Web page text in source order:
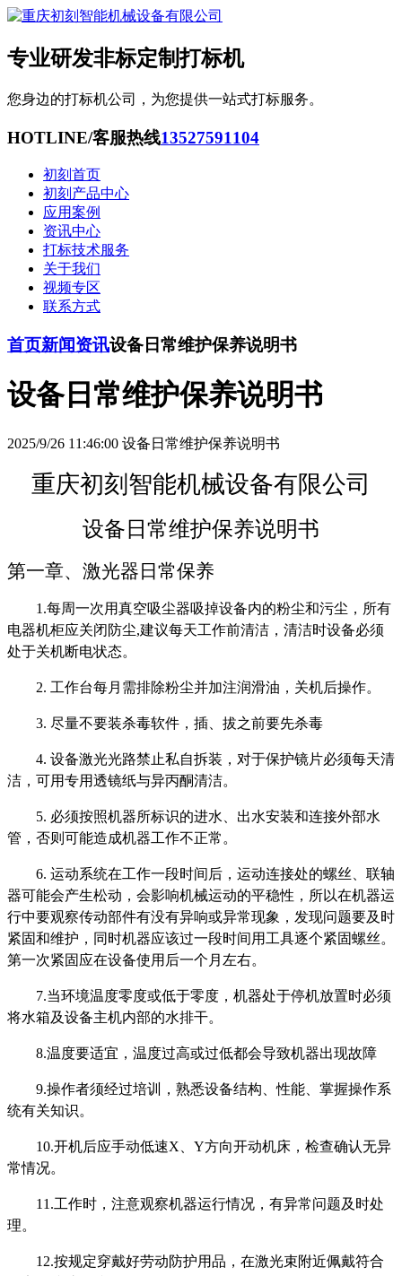
专业研发非标定制打标机
您身边的打标机公司，为您提供一站式打标服务。
HOTLINE/客服热线13527591104
初刻首页
初刻产品中心
应用案例
资讯中心
打标技术服务
关于我们
视频专区
联系方式
首页新闻资讯设备日常维护保养说明书
设备日常维护保养说明书
2025/9/26 11:46:00 设备日常维护保养说明书
重庆初刻智能机械设备有限公司
设备日常维护保养说明书
第一章、激光器日常保养
1.每周一次用真空吸尘器吸掉设备内的粉尘和污尘，所有
电器机柜应关闭防尘,建议每天工作前清洁，清洁时设备必须
处于关机断电状态。
2. 工作台每月需排除粉尘并加注润滑油，关机后操作。
3. 尽量不要装杀毒软件，插、拔之前要先杀毒
4. 设备激光光路禁止私自拆装，对于保护镜片必须每天清
洁，可用专用透镜纸与异丙酮清洁。
5. 必须按照机器所标识的进水、出水安装和连接外部水
管，否则可能造成机器工作不正常。
6. 运动系统在工作一段时间后，运动连接处的螺丝、联轴
器可能会产生松动，会影响机械运动的平稳性，所以在机器运
行中要观察传动部件有没有异响或异常现象，发现问题要及时
紧固和维护，同时机器应该过一段时间用工具逐个紧固螺丝。
第一次紧固应在设备使用后一个月左右。
7.当环境温度零度或低于零度，机器处于停机放置时必须
将水箱及设备主机内部的水排干。
8.温度要适宜，温度过高或过低都会导致机器出现故障
9.操作者须经过培训，熟悉设备结构、性能、掌握操作系
统有关知识。
10.开机后应手动低速X、Y方向开动机床，检查确认无异
常情况。
11.工作时，注意观察机器运行情况，有异常问题及时处
理。
12.按规定穿戴好劳动防护用品，在激光束附近佩戴符合